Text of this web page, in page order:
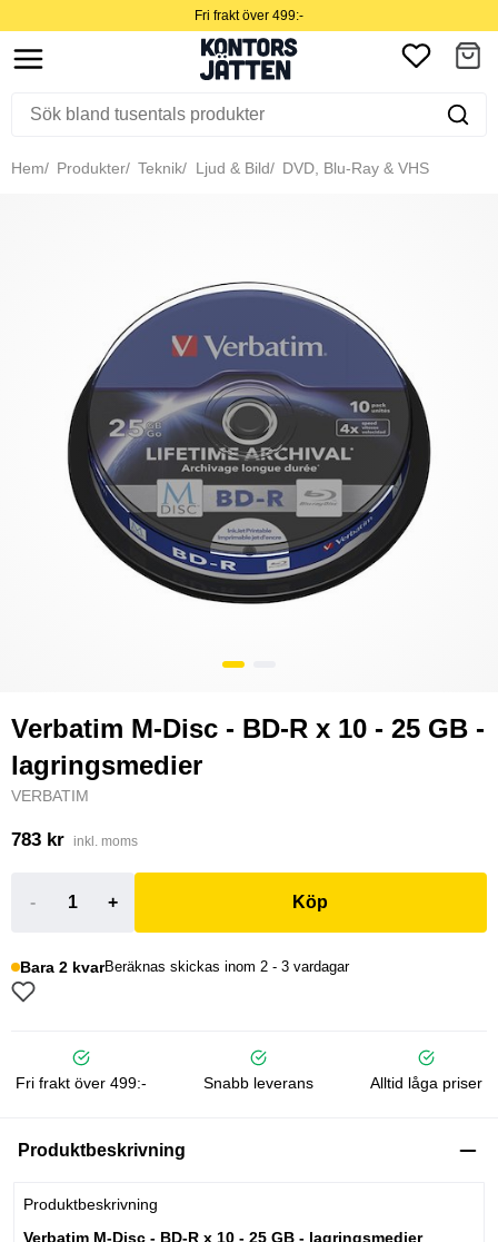
Fri frakt över 499:-
Hem Produkter Teknik Ljud & Bild DVD, Blu-Ray & VHS
Verbatim M-Disc - BD-R x 10 - 25 GB -
lagringsmedier
VERBATIM
783 kr inkl. moms
- + Köp
Bara 2 kvarBeräknas skickas inom 2 - 3 vardagar
Fri frakt över 499:- Snabb leverans Alltid låga priser
Produktbeskrivning
Produktbeskrivning
Verbatim M-Disc - BD-R x 10 - 25 GB - lagringsmedier